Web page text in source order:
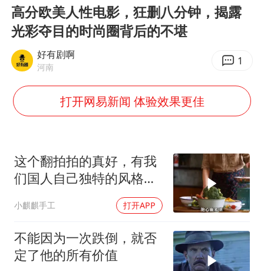
白海豚将正面袭击贯穿浙江
包文婧：二胎很难一碗水端平
香港宏福苑火灾或由烟头引起
女主硬加吻戏短剧已下架
郑丽文：台湾从来没有“独立”过
网传《披荆斩棘2026》名单
人民的健康、体质、幸福一脉相承
高分欧美人性电影，狂删八分钟，揭露
光彩夺目的时尚圈背后的不堪
好有剧啊
河南 1
打开网易新闻 体验效果更佳
这个翻拍拍的真好，有我
们国人自己独特的风格魅
小麒麒手工 打开APP
不能因为一次跌倒，就否
定了他的所有价值